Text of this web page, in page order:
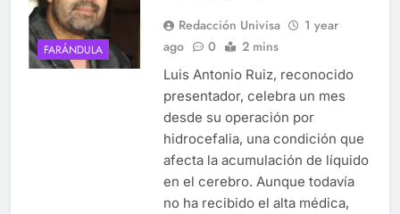
FARÁNDULA
Redacción Univisa
1 year
ago
0 2 mins
Luis Antonio Ruiz, reconocido
presentador, celebra un mes
desde su operación por
hidrocefalia, una condición que
afecta la acumulación de líquido
en el cerebro. Aunque todavía
no ha recibido el alta médica,